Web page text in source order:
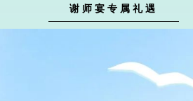
谢师宴专属礼遇